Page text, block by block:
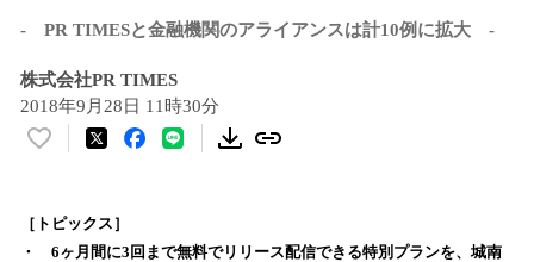
‐ PR TIMESと金融機関のアライアンスは計10例に拡大 ‐
株式会社PR TIMES
2018年9月28日 11時30分
い
！
数
［トピックス］
・ 6ヶ月間に3回まで無料でリリース配信できる特別プランを、城南